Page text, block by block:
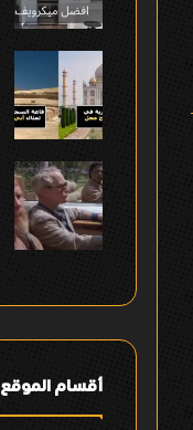
أقسام الموقع